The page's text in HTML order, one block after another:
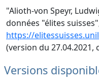
"Alioth-von Speyr,
données "élites
https://
(version du 27.04.2021,
Versions